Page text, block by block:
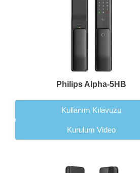
Philips Alpha-5HB
Kullanım Kılavuzu
Kurulum Video